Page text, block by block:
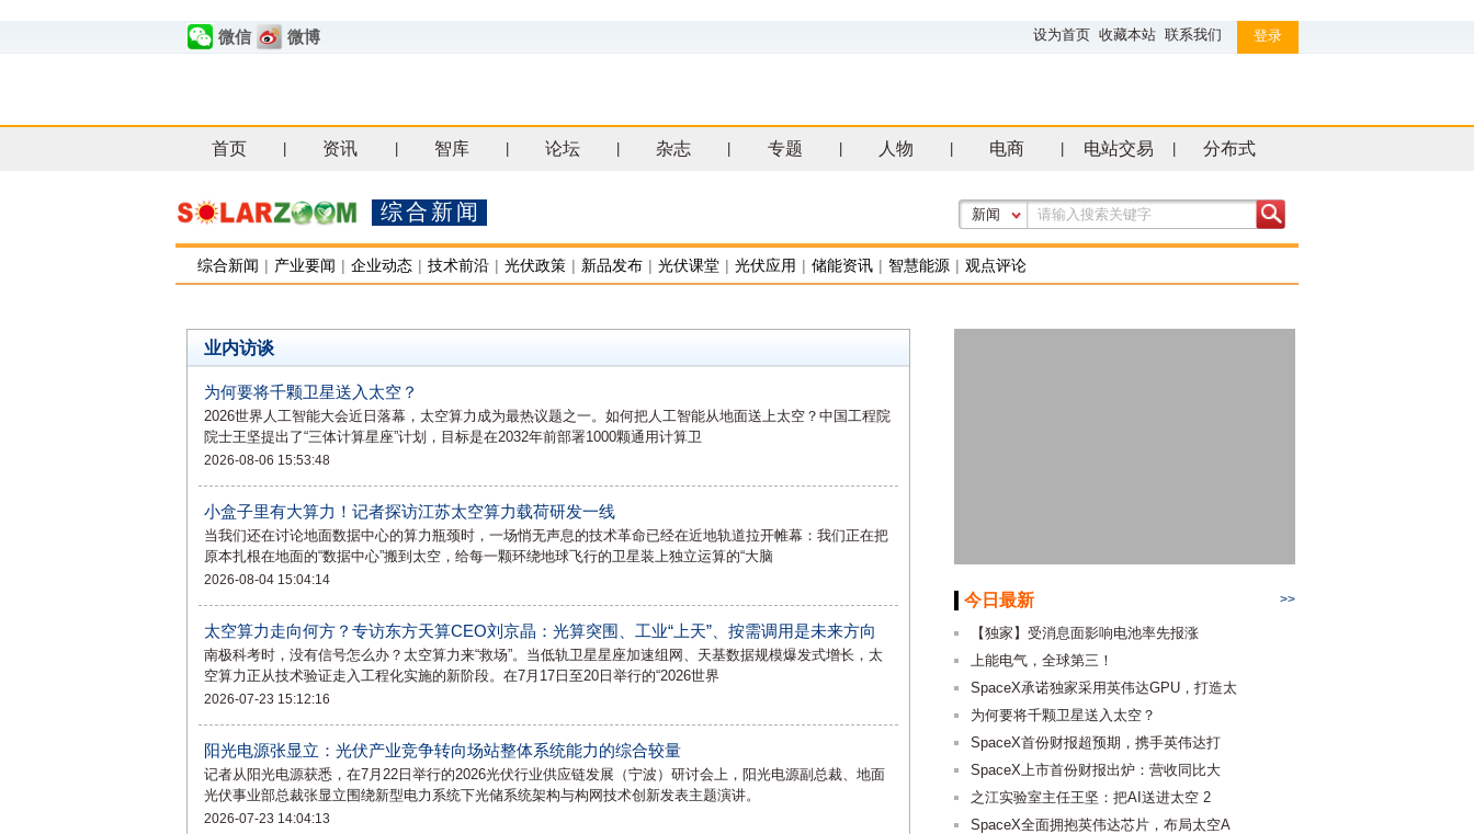
微信 微博 设为首页 收藏本站 联系我们 登录
首页 资讯 智库 论坛 杂志 专题 人物 电商 电站交易 分布式
综合新闻 新闻
综合新闻 | 产业要闻 | 企业动态 | 技术前沿 | 光伏政策 | 新品发布 | 光伏课堂 | 光伏应用 | 储能资讯 | 智慧能源 | 观点评论
业内访谈
为何要将千颗卫星送入太空？
2026世界人工智能大会近日落幕，太空算力成为最热议题之一。如何把人工智能从地面送上太空？中国工程院
院士王坚提出了“三体计算星座”计划，目标是在2032年前部署1000颗通用计算卫
2026-08-06 15:53:48
小盒子里有大算力！记者探访江苏太空算力载荷研发一线
当我们还在讨论地面数据中心的算力瓶颈时，一场悄无声息的技术革命已经在近地轨道拉开帷幕：我们正在把
原本扎根在地面的“数据中心”搬到太空，给每一颗环绕地球飞行的卫星装上独立运算的“大脑
2026-08-04 15:04:14
太空算力走向何方？专访东方天算CEO刘京晶：光算突围、工业“上天”、按需调用是未来方向
南极科考时，没有信号怎么办？太空算力来“救场”。当低轨卫星星座加速组网、天基数据规模爆发式增长，太
空算力正从技术验证走入工程化实施的新阶段。在7月17日至20日举行的“2026世界
2026-07-23 15:12:16
阳光电源张显立：光伏产业竞争转向场站整体系统能力的综合较量
记者从阳光电源获悉，在7月22日举行的2026光伏行业供应链发展（宁波）研讨会上，阳光电源副总裁、地面
光伏事业部总裁张显立围绕新型电力系统下光储系统架构与构网技术创新发表主题演讲。
2026-07-23 14:04:13
今日最新 >>
【独家】受消息面影响电池率先报涨
上能电气，全球第三！
SpaceX承诺独家采用英伟达GPU，打造太
为何要将千颗卫星送入太空？
SpaceX首份财报超预期，携手英伟达打
SpaceX上市首份财报出炉：营收同比大
之江实验室主任王坚：把AI送进太空 2
SpaceX全面拥抱英伟达芯片，布局太空A